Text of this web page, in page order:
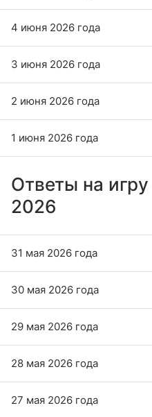
4 июня 2026 года
3 июня 2026 года
2 июня 2026 года
1 июня 2026 года
Ответы на
2026
31 мая 2026 года
30 мая 2026 года
29 мая 2026 года
28 мая 2026 года
27 мая 2026 года